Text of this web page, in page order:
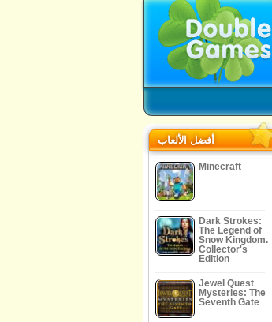
أفضل الألعاب
Minecraft
Dark Strokes:
The Legend of
Snow Kingdom.
Collector's
Edition
Jewel Quest
Mysteries: The
Seventh Gate